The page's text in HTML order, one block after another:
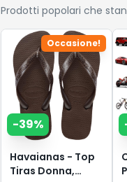
Prodotti popolari che
Occasione!
-39%
Havaianas - Top
Tiras Donna,